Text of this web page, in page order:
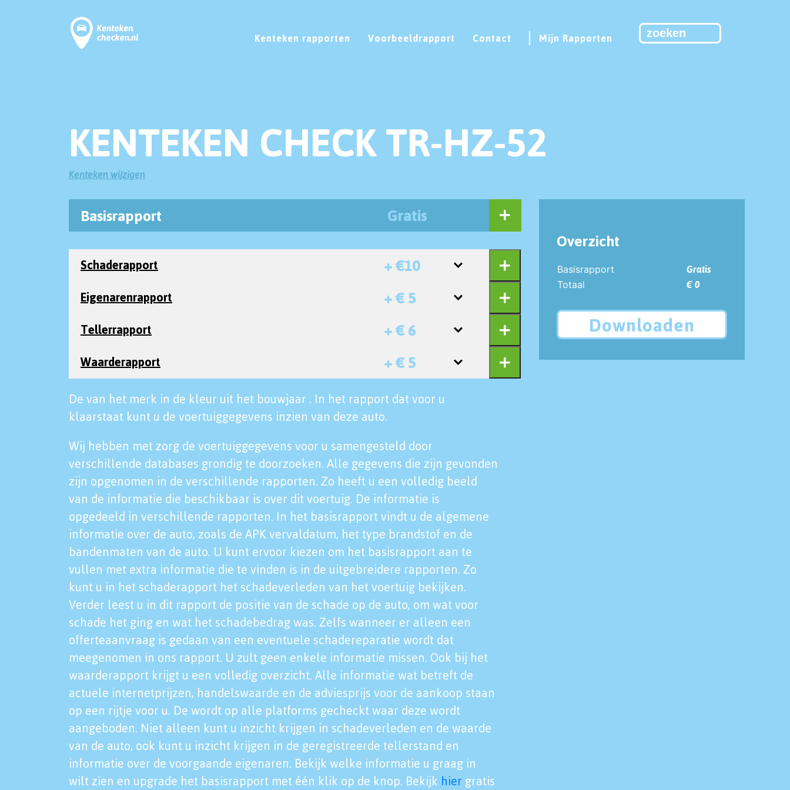
Kenteken rapporten Voorbeeldrapport Contact Mijn Rapporten
KENTEKEN CHECK TR-HZ-52
Kenteken wijzigen
Basisrapport Gratis
Schaderapport + €10
Eigenarenrapport + € 5
Tellerrapport + € 6
Waarderapport + € 5
De van het merk in de kleur uit het bouwjaar . In het rapport dat voor u
klaarstaat kunt u de voertuiggegevens inzien van deze auto.
Wij hebben met zorg de voertuiggegevens voor u samengesteld door
verschillende databases grondig te doorzoeken. Alle gegevens die zijn gevonden
zijn opgenomen in de verschillende rapporten. Zo heeft u een volledig beeld
van de informatie die beschikbaar is over dit voertuig. De informatie is
opgedeeld in verschillende rapporten. In het basisrapport vindt u de algemene
informatie over de auto, zoals de APK vervaldatum, het type brandstof en de
bandenmaten van de auto. U kunt ervoor kiezen om het basisrapport aan te
vullen met extra informatie die te vinden is in de uitgebreidere rapporten. Zo
kunt u in het schaderapport het schadeverleden van het voertuig bekijken.
Verder leest u in dit rapport de positie van de schade op de auto, om wat voor
schade het ging en wat het schadebedrag was. Zelfs wanneer er alleen een
offerteaanvraag is gedaan van een eventuele schadereparatie wordt dat
meegenomen in ons rapport. U zult geen enkele informatie missen. Ook bij het
waarderapport krijgt u een volledig overzicht. Alle informatie wat betreft de
actuele internetprijzen, handelswaarde en de adviesprijs voor de aankoop staan
op een rijtje voor u. De wordt op alle platforms gecheckt waar deze wordt
aangeboden. Niet alleen kunt u inzicht krijgen in schadeverleden en de waarde
van de auto, ook kunt u inzicht krijgen in de geregistreerde tellerstand en
informatie over de voorgaande eigenaren. Bekijk welke informatie u graag in
wilt zien en upgrade het basisrapport met één klik op de knop. Bekijk hier gratis
Overzicht
Basisrapport
Gratis
Totaal
€ 0
Downloaden